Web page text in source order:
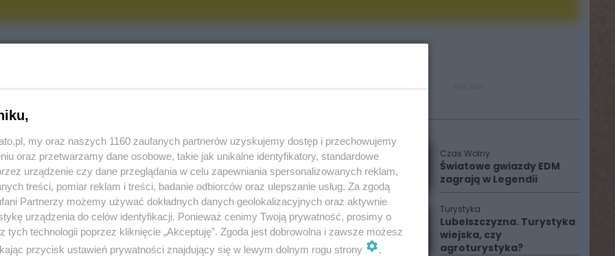
REKLAMA
o godzinie 11:00, kiedy na Śląsk przyjedzie Grot
czołowych drużyn w Polsce, będą broniły bowiem
tego sezonowy skład drużyny prowadzonej
spotkanie panów, toteż około15:30na boisku
które świeżo zasiliły skład GKS, mówimy
Nowak. Oprócz tego w Trybunie Głównej,
Czas Wolny
Światowe gwiazdy EDM
zagrają w Legendii
Turystyka
Lubelszczyzna. Turystyka
wiejska, czy
agroturystyka?
my oraz naszych 1160 zaufanych partnerów uzyskujemy dostęp i przechowujemy
oraz przetwarzamy dane osobowe, takie jak unikalne identyfikatory, standardowe
urządzenie czy dane przeglądania w celu zapewniania spersonalizowanych reklam,
treści, pomiar reklam i treści, badanie odbiorców oraz ulepszanie usług. Za zgodą
Partnerzy możemy używać dokładnych danych geolokalizacyjnych oraz aktywnie
urządzenia do celów identyfikacji. Ponieważ cenimy Twoją prywatność, prosimy o
tych technologii poprzez kliknięcie „Akceptuję”. Zgoda jest dobrowolna i zawsze możesz
przycisk ustawień prywatności znajdujący się w lewym dolnym rogu strony
.